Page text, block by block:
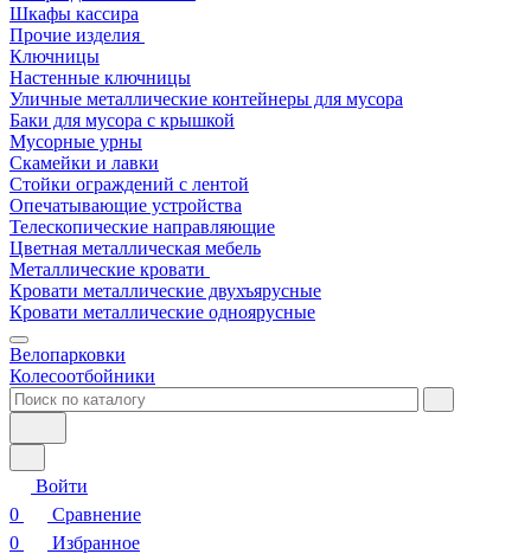
Шкафы кассира
Прочие изделия
Ключницы
Настенные ключницы
Уличные металлические контейнеры для мусора
Баки для мусора с крышкой
Мусорные урны
Скамейки и лавки
Стойки ограждений с лентой
Опечатывающие устройства
Телескопические направляющие
Цветная металлическая мебель
Металлические кровати
Кровати металлические двухъярусные
Кровати металлические одноярусные
Велопарковки
Колесоотбойники
Войти
0
Сравнение
0
Избранное